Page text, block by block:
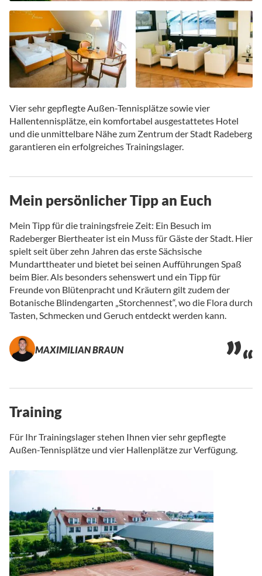
Anfang
der
Bildgalerie
springen
Vier sehr gepflegte Außen-Tennisplätze sowie vier
Hallentennisplätze, ein komfortabel ausgestattetes Hotel
und die unmittelbare Nähe zum Zentrum der Stadt Radeberg
garantieren ein erfolgreiches Trainingslager.
Mein persönlicher Tipp an Euch
Mein Tipp für die trainingsfreie Zeit: Ein Besuch im
Radeberger Biertheater ist ein Muss für Gäste der Stadt. Hier
spielt seit über zehn Jahren das erste Sächsische
Mundarttheater und bietet bei seinen Aufführungen Spaß
beim Bier. Als besonders sehenswert und ein Tipp für
Freunde von Blütenpracht und Kräutern gilt zudem der
Botanische Blindengarten „Storchennest“, wo die Flora durch
Tasten, Schmecken und Geruch entdeckt werden kann.
MAXIMILIAN BRAUN
Training
Für Ihr Trainingslager stehen Ihnen vier sehr gepflegte
Außen-Tennisplätze und vier Hallenplätze zur Verfügung.